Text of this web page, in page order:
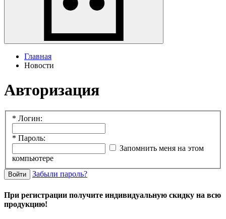
Главная
Новости
Авторизация
* Логин:
* Пароль:
Запомнить меня на этом
компьютере
Войти Забыли пароль?
При регистрации получите индивидуальную скидку на всю
продукцию!